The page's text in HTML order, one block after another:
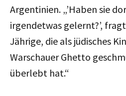
Argentinien. „’Haben sie
irgendetwas gelernt?’,
Jährige, die als jüdisches
Warschauer Ghetto
überlebt hat.“